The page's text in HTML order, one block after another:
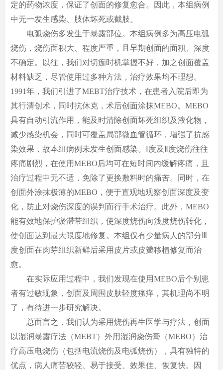
定的药物浓度，保证了创面的修复愈合。因此，本组病例
中无一发生感染、肢体坏死或截肢。
电弧烧伤多发生于暴露部位。本组病例多为高压电弧
烧伤，烧伤面积大、程度严重，且早期创面的面积、深度
不确定。以往，我们对切痂时机掌握不好，加之创面覆盖
材料缺乏，尽管使用过多种方法，治疗效果均不理想。
1991年，我们引进了MEBT治疗技术，在患者入院后即为
其行清创术，同时抗休克，术后创面涂抹MEBO。MEBO
具有自动引流作用，能及时清除创面坏死组织及液化物，
减少感染机会，同时可覆盖局部微血管循环，增强了抗感
染效果，故本组病例未发生创面感染。Ⅰ度及Ⅱ度烧伤往往
疼痛剧烈，在使用MEBO后均可在短时间内缓解疼痛，且
治疗过程中无不适，免除了更换敷料时的痛苦。同时，在
创面外涂抹极薄的MEBO，便于直观地观察创面深度及变
化，防止对烧伤深度的误判而行手术治疗。此外，MEBO
能有效地保护淤滞带组织，使深度烧伤向浅度烧伤转化，
使创面达到最大限度地修复。本组仅有少量病人的部分Ⅲ
度创面在肉芽组织新鲜后采用皮片或皮瓣移植修复而治
愈。
在实际应用过程中，我们发现在使用MEBO后个别患
者有过敏现象，创面及周围皮肤轻度瘙痒，其机理尚不明
了，有待进一步研究解决。
总而言之，我们认为采用烧伤再生医学与疗法，创面
以湿润暴露疗法（MEBT）外用湿润烧伤膏（MEBO）治
疗高压电烧伤（包括电流烧伤及电弧烧伤），具有独特的
优点，病人痛苦较轻、易于接受、效果佳、恢复快。因